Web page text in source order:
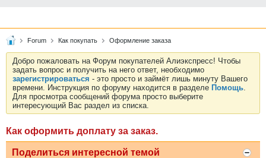
Forum Как покупать Оформление заказа
Добро пожаловать на Форум покупателей Алиэкспресс! Чтобы
задать вопрос и получить на него ответ, необходимо
зарегистрироваться - это просто и займёт лишь минуту Вашего
времени. Инструкция по форуму находится в разделе Помощь.
Для просмотра сообщений форума просто выберите
интересующий Вас раздел из списка.
Как оформить доплату за заказ.
Поделиться интересной темой